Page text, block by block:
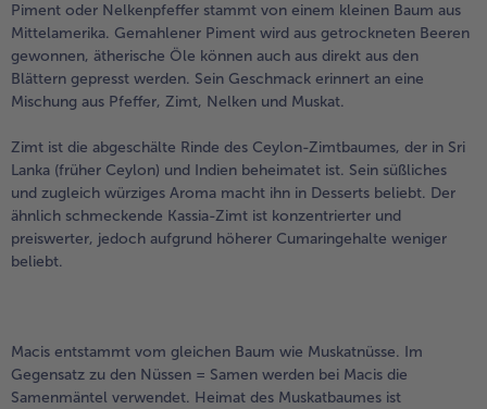
Piment oder Nelkenpfeffer stammt von einem kleinen Baum aus
Mittelamerika. Gemahlener Piment wird aus getrockneten Beeren
gewonnen, ätherische Öle können auch aus direkt aus den
Blättern gepresst werden. Sein Geschmack erinnert an eine
Mischung aus Pfeffer, Zimt, Nelken und Muskat.
Zimt ist die abgeschälte Rinde des Ceylon-Zimtbaumes, der in Sri
Lanka (früher Ceylon) und Indien beheimatet ist. Sein süßliches
und zugleich würziges Aroma macht ihn in Desserts beliebt. Der
ähnlich schmeckende Kassia-Zimt ist konzentrierter und
preiswerter, jedoch aufgrund höherer Cumaringehalte weniger
beliebt.
Macis entstammt vom gleichen Baum wie Muskatnüsse. Im
Gegensatz zu den Nüssen = Samen werden bei Macis die
Samenmäntel verwendet. Heimat des Muskatbaumes ist